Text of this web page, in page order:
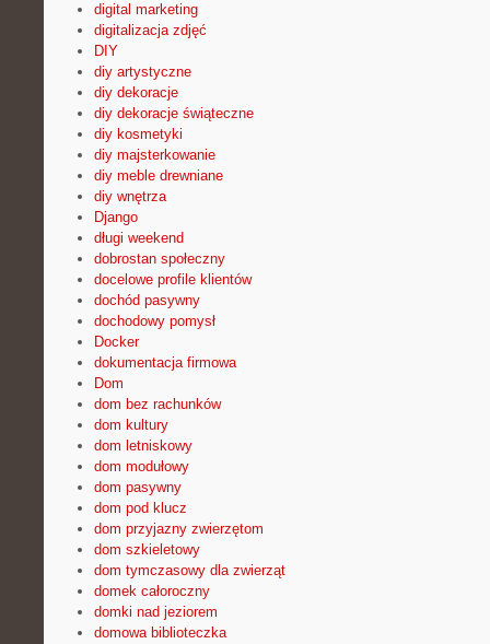
digital marketing
digitalizacja zdjęć
DIY
diy artystyczne
diy dekoracje
diy dekoracje świąteczne
diy kosmetyki
diy majsterkowanie
diy meble drewniane
diy wnętrza
Django
długi weekend
dobrostan społeczny
docelowe profile klientów
dochód pasywny
dochodowy pomysł
Docker
dokumentacja firmowa
Dom
dom bez rachunków
dom kultury
dom letniskowy
dom modułowy
dom pasywny
dom pod klucz
dom przyjazny zwierzętom
dom szkieletowy
dom tymczasowy dla zwierząt
domek całoroczny
domki nad jeziorem
domowa biblioteczka